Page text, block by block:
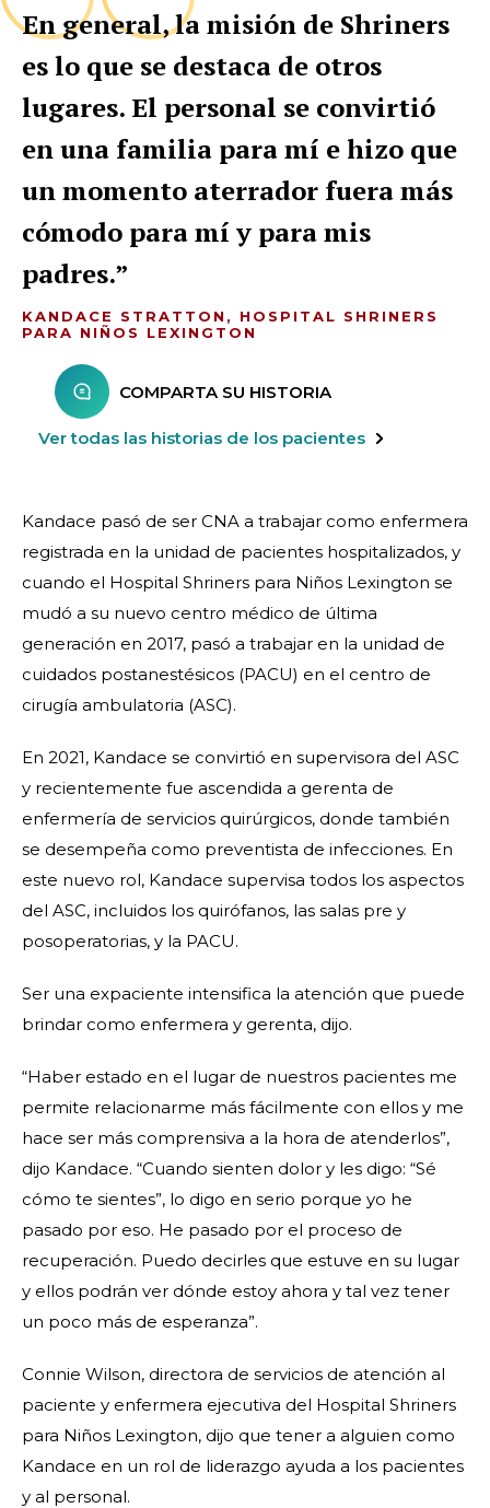
En general, la misión de Shriners
es lo que se destaca de otros
lugares. El personal se convirtió
en una familia para mí e hizo que
un momento aterrador fuera más
cómodo para mí y para mis
padres.
KANDACE STRATTON, HOSPITAL SHRINERS
PARA NIÑOS LEXINGTON
COMPARTA SU HISTORIA
Ver todas las historias de los pacientes
Kandace pasó de ser CNA a trabajar como enfermera
registrada en la unidad de pacientes hospitalizados, y
cuando el Hospital Shriners para Niños Lexington se
mudó a su nuevo centro médico de última
generación en 2017, pasó a trabajar en la unidad de
cuidados postanestésicos (PACU) en el centro de
cirugía ambulatoria (ASC).
En 2021, Kandace se convirtió en supervisora del ASC
y recientemente fue ascendida a gerenta de
enfermería de servicios quirúrgicos, donde también
se desempeña como preventista de infecciones. En
este nuevo rol, Kandace supervisa todos los aspectos
del ASC, incluidos los quirófanos, las salas pre y
posoperatorias, y la PACU.
Ser una expaciente intensifica la atención que puede
brindar como enfermera y gerenta, dijo.
“Haber estado en el lugar de nuestros pacientes me
permite relacionarme más fácilmente con ellos y me
hace ser más comprensiva a la hora de atenderlos”,
dijo Kandace. “Cuando sienten dolor y les digo: “Sé
cómo te sientes”, lo digo en serio porque yo he
pasado por eso. He pasado por el proceso de
recuperación. Puedo decirles que estuve en su lugar
y ellos podrán ver dónde estoy ahora y tal vez tener
un poco más de esperanza”.
Connie Wilson, directora de servicios de atención al
paciente y enfermera ejecutiva del Hospital Shriners
para Niños Lexington, dijo que tener a alguien como
Kandace en un rol de liderazgo ayuda a los pacientes
y al personal.